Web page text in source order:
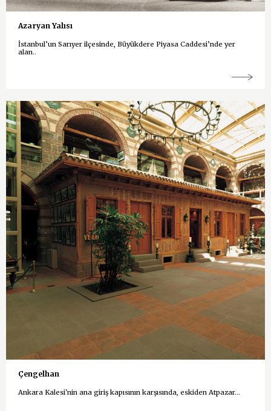
Azaryan Yalısı
İstanbul’un Sarıyer ilçesinde, Büyükdere Piyasa Caddesi’nde yer
alan..
Çengelhan
Ankara Kalesi'nin ana giriş kapısının karşısında, eskiden Atpazar...